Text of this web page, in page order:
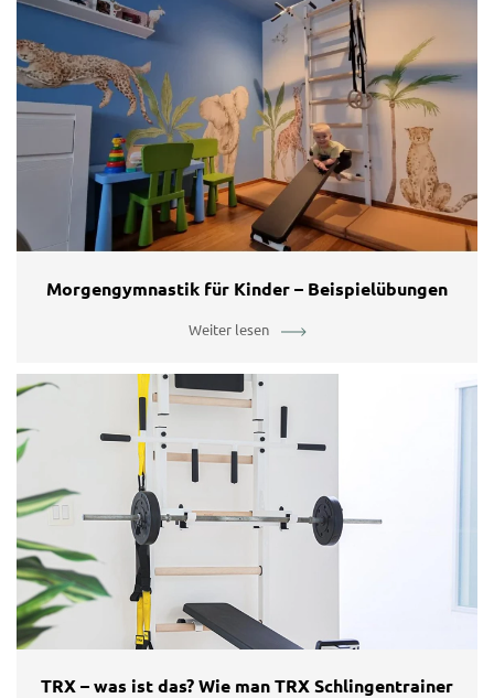
Morgengymnastik für Kinder – Beispielübungen
Weiter lesen
TRX – was ist das? Wie man TRX Schlingentrainer